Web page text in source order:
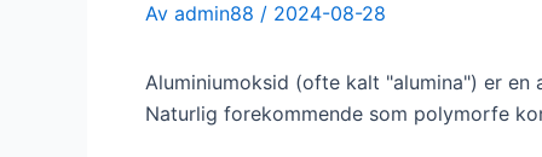
Av admin88 / 2024-08-28
Aluminiumoksid (ofte kalt "alumina") er
Naturlig forekommende som polymorfe